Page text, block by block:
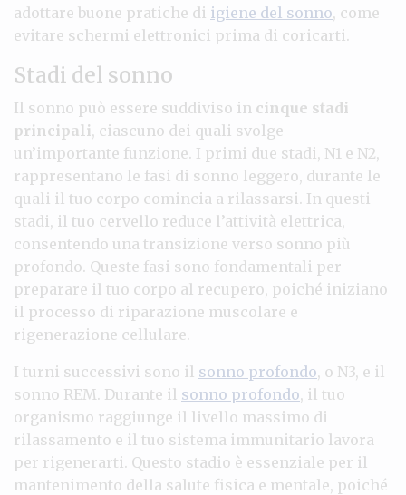
adottare buone pratiche di igiene del sonno, come
evitare schermi elettronici prima di coricarti.
Stadi del sonno
Il sonno può essere suddiviso in cinque stadi
principali, ciascuno dei quali svolge
un’importante funzione. I primi due stadi, N1 e N2,
rappresentano le fasi di sonno leggero, durante le
quali il tuo corpo comincia a rilassarsi. In questi
stadi, il tuo cervello reduce l’attività elettrica,
consentendo una transizione verso sonno più
profondo. Queste fasi sono fondamentali per
preparare il tuo corpo al recupero, poiché iniziano
il processo di riparazione muscolare e
rigenerazione cellulare.
I turni successivi sono il sonno profondo, o N3, e il
sonno REM. Durante il sonno profondo, il tuo
organismo raggiunge il livello massimo di
rilassamento e il tuo sistema immunitario lavora
per rigenerarti. Questo stadio è essenziale per il
mantenimento della salute fisica e mentale, poiché